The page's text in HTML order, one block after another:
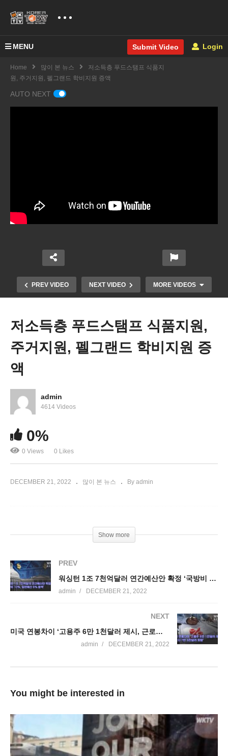
MENU Submit Video Login
Home 많이 본 뉴스
저소득층 푸드스탬프 식품지
원, 주거지원, 펠그랜드 학비지원 증액
AUTO NEXT
PREV VIDEO NEXT VIDEO MORE VIDEOS
미국 주택판매 11월에 7 7% 급락 ‘10개월 연속 하락’
저소득층 푸드스탬프 식품지원,
주거지원, 펠그랜드 학비지원 증
액
admin
4614 Videos
0%
0 Views 0 Likes
DECEMBER 21, 2022 많이 본 뉴스 By admin
Show more
PREV
워싱턴 1조 7천억달러 연간예산안 확정 ‘국방비 10%, 일반예산 6% 증액’
admin DECEMBER 21, 2022
NEXT
미국 연봉차이 ‘고용주 6만 1천달러 제시, 근로자 7만 3천달러 희망’
admin DECEMBER 21, 2022
You might be interested in